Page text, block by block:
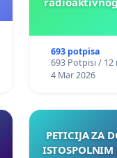
693 potpisa
693 Potpisi / 12
4 Mar 2026
PETICIJA ZA
ISTOSPOLNIM